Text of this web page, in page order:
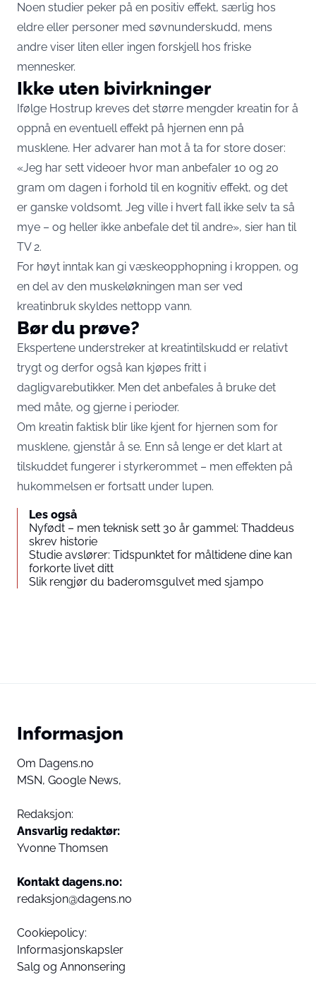
Noen studier peker på en positiv effekt, særlig hos
eldre eller personer med søvnunderskudd, mens
andre viser liten eller ingen forskjell hos friske
mennesker.
Ikke uten bivirkninger
Ifølge Hostrup kreves det større mengder kreatin for å
oppnå en eventuell effekt på hjernen enn på
musklene. Her advarer han mot å ta for store doser:
«Jeg har sett videoer hvor man anbefaler 10 og 20
gram om dagen i forhold til en kognitiv effekt, og det
er ganske voldsomt. Jeg ville i hvert fall ikke selv ta så
mye – og heller ikke anbefale det til andre», sier han til
TV 2.
For høyt inntak kan gi væskeopphopning i kroppen, og
en del av den muskeløkningen man ser ved
kreatinbruk skyldes nettopp vann.
Bør du prøve?
Ekspertene understreker at kreatintilskudd er relativt
trygt og derfor også kan kjøpes fritt i
dagligvarebutikker. Men det anbefales å bruke det
med måte, og gjerne i perioder.
Om kreatin faktisk blir like kjent for hjernen som for
musklene, gjenstår å se. Enn så lenge er det klart at
tilskuddet fungerer i styrkerommet – men effekten på
hukommelsen er fortsatt under lupen.
Les også
Nyfødt – men teknisk sett 30 år gammel: Thaddeus
skrev historie
Studie avslører: Tidspunktet for måltidene dine kan
forkorte livet ditt
Slik rengjør du baderomsgulvet med sjampo
Informasjon
Om Dagens.no
MSN, Google News,
Redaksjon:
Ansvarlig redaktør:
Yvonne Thomsen
Kontakt dagens.no:
redaksjon@dagens.no
Cookiepolicy:
Informasjonskapsler
Salg og Annonsering